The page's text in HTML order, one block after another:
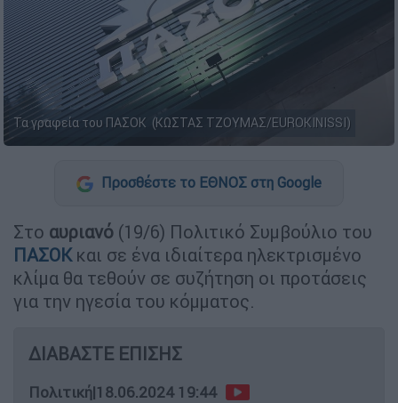
Τα γραφεία του ΠΑΣΟΚ (ΚΩΣΤΑΣ ΤΖΟΥΜΑΣ/EUROKINISSI)
Προσθέστε το ΕΘΝΟΣ στη Google
Στο αυριανό (19/6) Πολιτικό Συμβούλιο του
ΠΑΣΟΚ και σε ένα ιδιαίτερα ηλεκτρισμένο
κλίμα θα τεθούν σε συζήτηση οι προτάσεις
για την ηγεσία του κόμματος.
ΔΙΑΒΑΣΤΕ ΕΠΙΣΗΣ
Πολιτική|18.06.2024 19:44